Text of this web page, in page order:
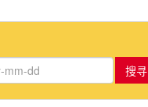
搜寻